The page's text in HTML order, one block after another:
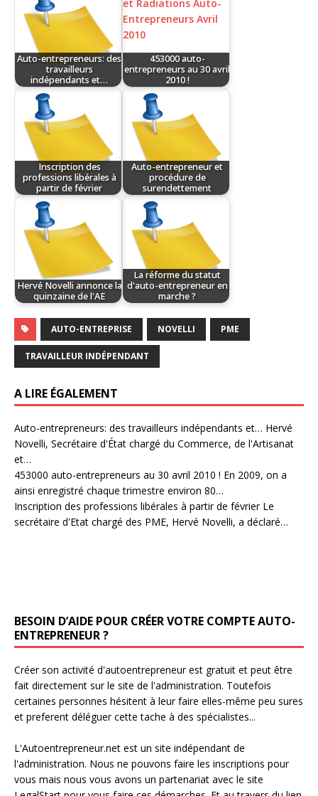
Auto-entrepreneurs: des
travailleurs
indépendants et…
453000 auto-
entrepreneurs au 30 avril
2010 !
Inscription des
professions libérales à
partir de février
Auto-entrepreneur et
procédure de
surendettement
Hervé Novelli annonce la
quinzaine de l'AE
La réforme du statut
d'auto-entrepreneur en
marche ?
AUTO-ENTREPRISE NOVELLI PME
TRAVAILLEUR INDÉPENDANT
A LIRE ÉGALEMENT
Auto-entrepreneurs: des travailleurs indépendants et… Hervé
Novelli, Secrétaire d'État chargé du Commerce, de l'Artisanat
et…
453000 auto-entrepreneurs au 30 avril 2010 ! En 2009, on a
ainsi enregistré chaque trimestre environ 80…
Inscription des professions libérales à partir de févrierLe
secrétaire d'Etat chargé des PME, Hervé Novelli, a déclaré…
BESOIN D’AIDE POUR CRÉER VOTRE COMPTE AUTO-
ENTREPRENEUR ?
Créer son activité d'autoentrepreneur est gratuit et peut être
fait directement sur le site de l'administration. Toutefois
certaines personnes hésitent à leur faire elles-même peu sures
et preferent déléguer cette tache à des spécialistes...
L'Autoentrepreneur.net est un site indépendant de
l'administration. Nous ne pouvons faire les inscriptions pour
vous mais nous vous avons un partenariat avec le site